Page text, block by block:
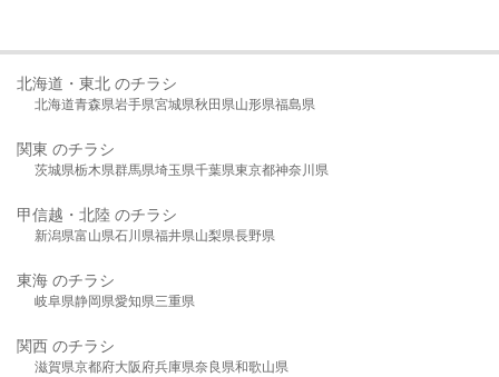
北海道・東北 のチラシ
北海道青森県岩手県宮城県秋田県山形県福島県
関東 のチラシ
茨城県栃木県群馬県埼玉県千葉県東京都神奈川県
甲信越・北陸 のチラシ
新潟県富山県石川県福井県山梨県長野県
東海 のチラシ
岐阜県静岡県愛知県三重県
関西 のチラシ
滋賀県京都府大阪府兵庫県奈良県和歌山県